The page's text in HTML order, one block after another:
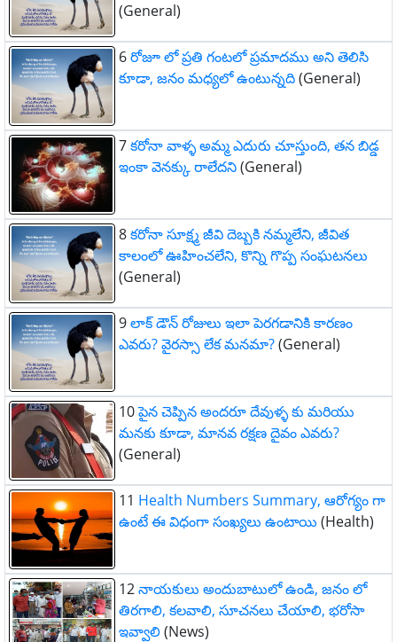
(General)
6రోజూ లో ప్రతి గంటలో ప్రమాదము అని తెలిసి
కూడా, జనం మధ్యలో ఉంటున్నది(General)
7కరోనా వాళ్ళ అమ్మ ఎదురు చూస్తుంది, తన బిడ్డ
ఇంకా వెనక్కు రాలేదని(General)
8కరోనా సూక్ష్మ జీవి దెబ్బకి నమ్మలేని, జీవిత
కాలంలో ఊహించలేని, కొన్ని గొప్ప సంఘటనలు
(General)
9లాక్ డౌన్ రోజులు ఇలా పెరగడానికి కారణం
ఎవరు? వైరస్సా లేక మనమా?(General)
10పైన చెప్పిన అందరూ దేవుళ్ళ కు మరియు
మనకు కూడా, మానవ రక్షణ దైవం ఎవరు?
(General)
11 Health Numbers Summary, ఆరోగ్యం గా
ఉంటే ఈ విధంగా సంఖ్యలు ఉంటాయి (Health)
12నాయకులు అందుబాటులో ఉండి, జనం లో
తిరగాలి, కలవాలి, సూచనలు చేయాలి, భరోసా
ఇవ్వాలి(News)